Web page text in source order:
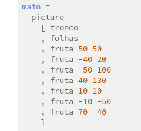
main =
  picture
    [ tronco
    , folhas
    , fruta
50 50
    , fruta
-40 20
    , fruta
-50 100
    , fruta
40 130
    , fruta
10 10
    , fruta
-10 -50
    , fruta
70 -40
    ]